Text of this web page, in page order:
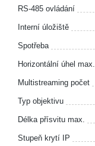
RS-485 ovládání
Interní úložiště
Spotřeba
Horizontální úhel max.
Multistreaming počet
Typ objektivu
Délka přísvitu max.
Stupeň krytí IP